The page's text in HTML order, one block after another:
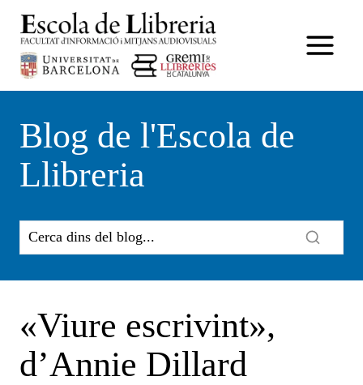
contingut
Blog de l'Escola de
Llibreria
«Viure escrivint»,
d’Annie Dillard